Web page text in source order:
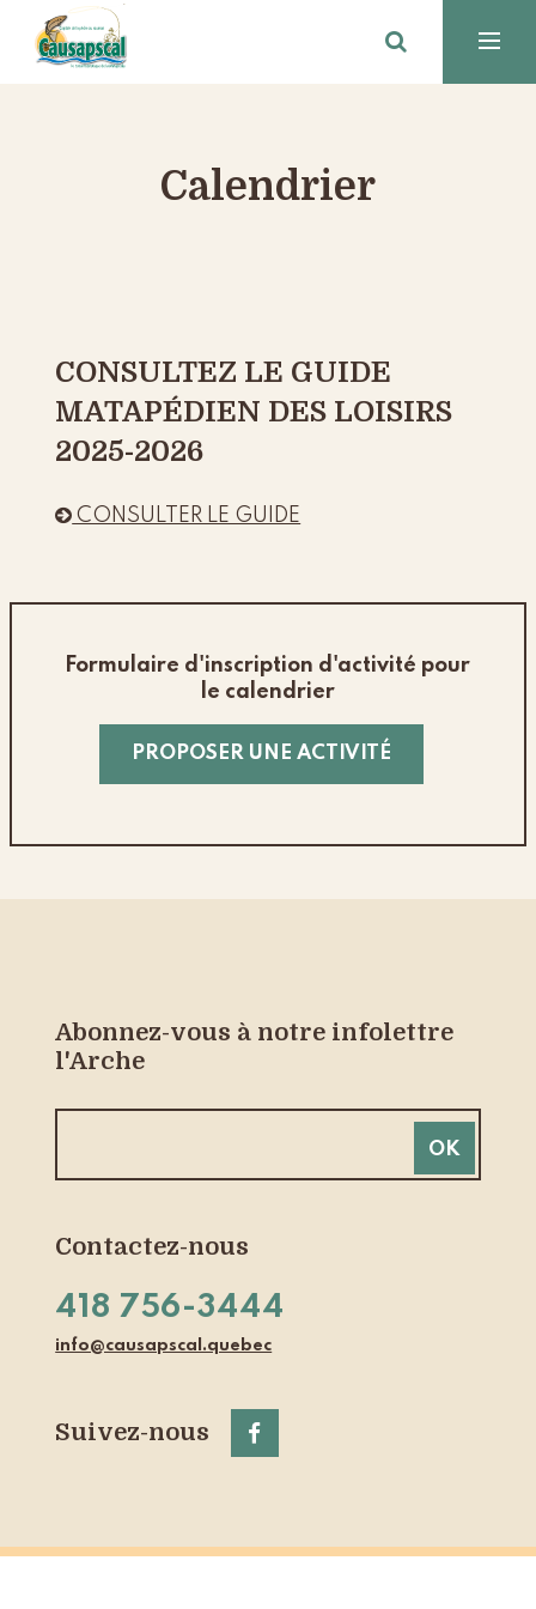
Calendrier
CONSULTEZ LE GUIDE
MATAPÉDIEN DES LOISIRS
2025-2026
 CONSULTER LE GUIDE
Formulaire d'inscription d'activité pour
le calendrier
PROPOSER UNE ACTIVITÉ
Abonnez-vous à notre infolettre
l'Arche
Contactez-nous
418 756-3444
info@causapscal.quebec
Suivez-nous